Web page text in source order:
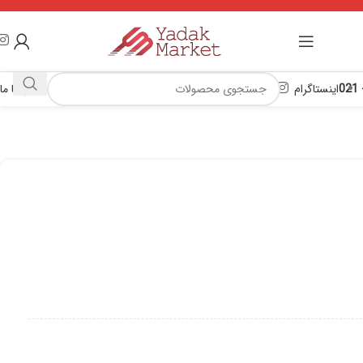
اینستاگرام تماس با ما